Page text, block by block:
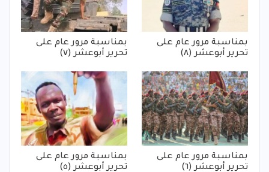
بمناسبة مرور عام على
تحرير أبوعشر (٨)
بمناسبة مرور عام على
تحرير أبوعشر (٧)
بمناسبة مرور عام على
تحرير أبوعشر (٦)
بمناسبة مرور عام على
تحرير أبوعشر (٥)